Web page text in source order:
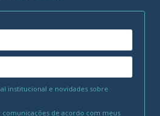
institucional e novidades sobre
de acordo com meus